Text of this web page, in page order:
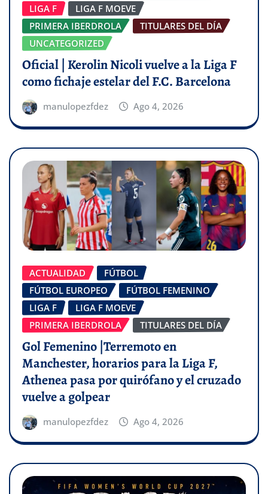
LIGA F
LIGA F MOEVE
PRIMERA IBERDROLA
TITULARES DEL DÍA
UNCATEGORIZED
Oficial | Kerolin Nicoli vuelve a la Liga F
como fichaje estelar del F.C. Barcelona
manulopezfdez Ago 4, 2026
ACTUALIDAD
FÚTBOL
FÚTBOL EUROPEO
FÚTBOL FEMENINO
LIGA F
LIGA F MOEVE
PRIMERA IBERDROLA
TITULARES DEL DÍA
Gol Femenino |Terremoto en
Manchester, horarios para la Liga F,
Athenea pasa por quirófano y el cruzado
vuelve a golpear
manulopezfdez Ago 4, 2026